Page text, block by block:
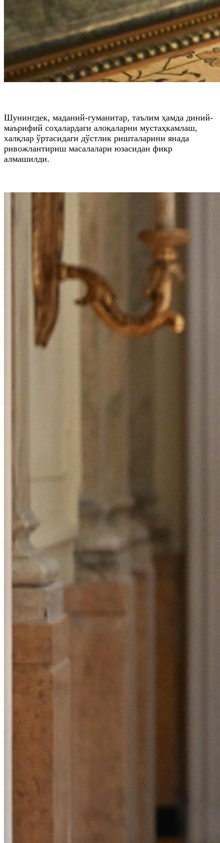
Шунингдек, маданий-гуманитар, таълим ҳамда диний-
маърифий соҳалардаги алоқаларни мустаҳкамлаш,
халқлар ўртасидаги дўстлик ришталарини янада
ривожлантириш масалалари юзасидан фикр
алмашилди.